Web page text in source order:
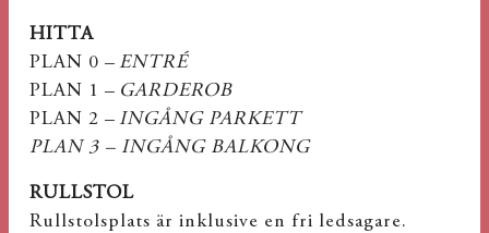
HITTA
PLAN 0 – ENTRÉ
PLAN 1 – GARDEROB
PLAN 2 – INGÅNG PARKETT
PLAN 3 – INGÅNG BALKONG
RULLSTOL
Rullstolsplats är inklusive en fri ledsagare.